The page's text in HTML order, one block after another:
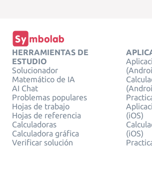
HERRAMIENTAS DE
ESTUDIO
Solucionador
Matemático de IA
AI Chat
Problemas populares
Hojas de trabajo
Hojas de referencia
Calculadoras
Calculadora gráfica
Verificar solución
(iOS)
(iOS)